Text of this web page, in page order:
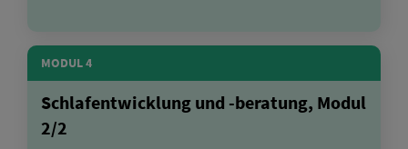
MODUL 4
Schlafentwicklung und -beratung, Modul
2/2